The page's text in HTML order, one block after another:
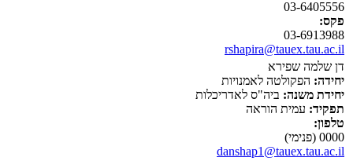
03-6405556
פקס:
03-6913988
rshapira@tauex.tau.ac.il
דן שלמה שפירא
יחידה: הפקולטה לאמנויות
יחידת משנה: ביה"ס לאדריכלות
תפקיד: עמית הוראה
טלפון:
0000 (פנימי)
danshap1@tauex.tau.ac.il